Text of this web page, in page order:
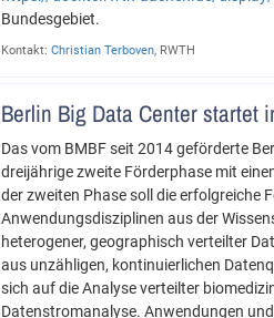
Bundesgebiet.
Kontakt: Christian Terboven , RWTH
Berlin Big Data Center startet
Das vom BMBF seit 2014 geförderte
dreijährige zweite Förderphase mit
der zweiten Phase soll die erfolgreiche
Anwendungsdisziplinen aus der
heterogener, geographisch verteilter
aus unzähligen, kontinuierlichen
sich auf die Analyse verteilter
Datenstromanalyse. Anwendungen